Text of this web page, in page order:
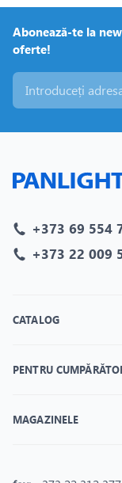
Abonează-te la
oferte!
+373 69 554
+373 22 009
CATALOG
PENTRU
MAGAZINELE